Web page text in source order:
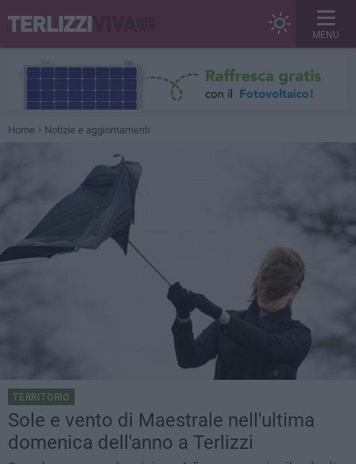
MENU
Home Notizie e aggiornamenti
TERRITORIO
Sole e vento di Maestrale nell'ultima
domenica dell'anno a Terlizzi